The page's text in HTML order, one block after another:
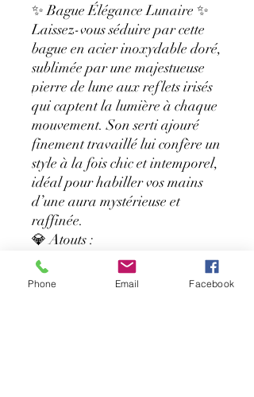
✨ Bague Élégance Lunaire ✨
Laissez-vous séduire par cette
bague en acier inoxydable doré,
sublimée par une majestueuse
pierre de lune aux reflets irisés
qui captent la lumière à chaque
mouvement. Son serti ajouré
finement travaillé lui confère un
style à la fois chic et intemporel,
idéal pour habiller vos mains
d’une aura mystérieuse et
raffinée.
💎 Atouts :
Pierre de lune naturelle,
symbole de féminité et
Phone Email Facebook